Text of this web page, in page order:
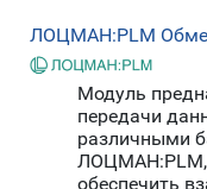
ЛОЦМАН:PLM
Модуль
передачи
различными
ЛОЦМАН:PLM,
обеспечить